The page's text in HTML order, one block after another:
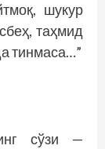
шукур
таҳмид
тинмаса…”
сўзи —